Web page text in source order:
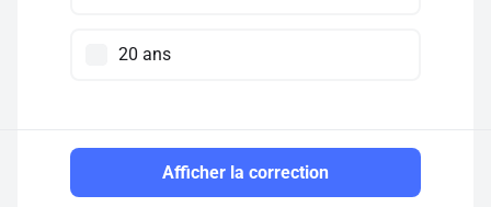
20 ans
Afficher la correction